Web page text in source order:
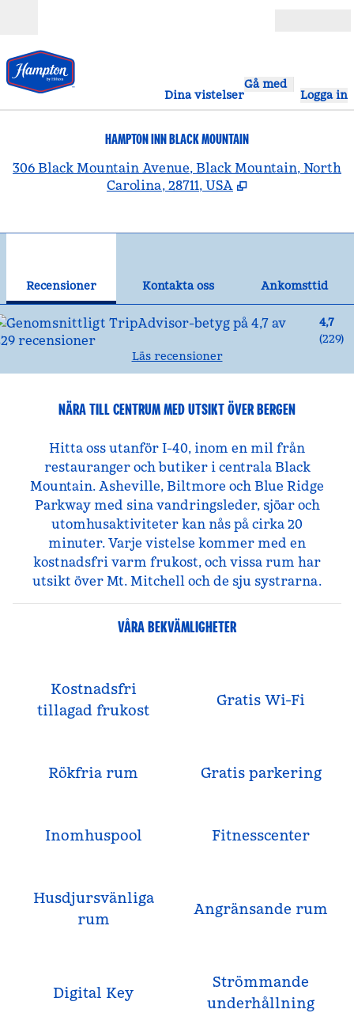
Dina vistelser
Gå med
Logga in
HAMPTON INN BLACK MOUNTAIN
306 Black Mountain Avenue, Black Mountain, North
Carolina, 28711, USA
Recensioner Kontakta oss
Ankomsttid
4,7
(229)
Läs recensioner
NÄRA TILL CENTRUM MED UTSIKT ÖVER BERGEN
Hitta oss utanför I-40, inom en mil från
restauranger och butiker i centrala Black
Mountain. Asheville, Biltmore och Blue Ridge
Parkway med sina vandringsleder, sjöar och
utomhusaktiviteter kan nås på cirka 20
minuter. Varje vistelse kommer med en
kostnadsfri varm frukost, och vissa rum har
utsikt över Mt. Mitchell och de sju systrarna.
VÅRA BEKVÄMLIGHETER
Kostnadsfri
tillagad frukost
Gratis Wi-Fi
Rökfria rum Gratis parkering
Inomhuspool Fitnesscenter
Husdjursvänliga
rum
Angränsande rum
Digital Key
Strömmande
underhållning